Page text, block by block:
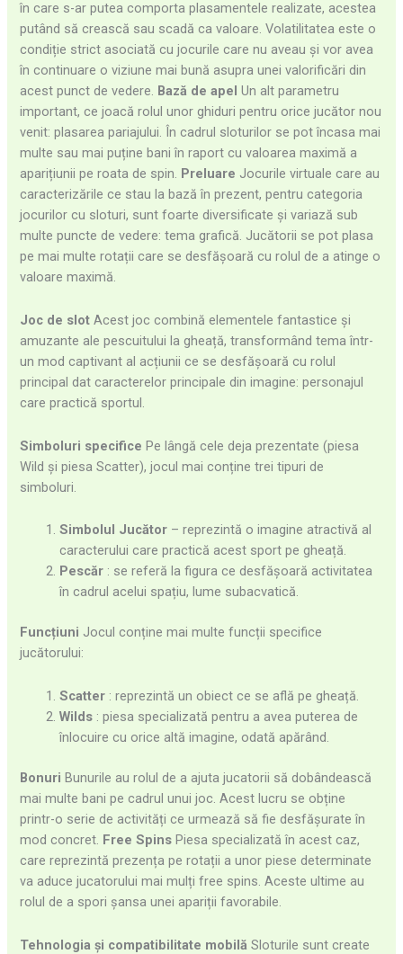
în care s-ar putea comporta plasamentele realizate, acestea
putând să crească sau scadă ca valoare. Volatilitatea este o
condiție strict asociată cu jocurile care nu aveau și vor avea
în continuare o viziune mai bună asupra unei valorificări din
acest punct de vedere. Bază de apelUn alt parametru
important, ce joacă rolul unor ghiduri pentru orice jucător nou
venit: plasarea pariajului. În cadrul sloturilor se pot încasa mai
multe sau mai puține bani în raport cu valoarea maximă a
aparițiunii pe roata de spin. Preluare Jocurile virtuale care au
caracterizările ce stau la bază în prezent, pentru categoria
jocurilor cu sloturi, sunt foarte diversificate și variază sub
multe puncte de vedere: tema grafică. Jucătorii se pot plasa
pe mai multe rotații care se desfășoară cu rolul de a atinge o
valoare maximă.
Joc de slotAcest joc combină elementele fantastice și
amuzante ale pescuitului la gheață, transformând tema într-
un mod captivant al acțiunii ce se desfășoară cu rolul
principal dat caracterelor principale din imagine: personajul
care practică sportul.
Simboluri specificePe lângă cele deja prezentate (piesa
Wild și piesa Scatter), jocul mai conține trei tipuri de
simboluri.
Simbolul Jucător – reprezintă o imagine atractivă al
caracterului care practică acest sport pe gheață.
Pescăr : se referă la figura ce desfășoară activitatea
în cadrul acelui spațiu, lume subacvatică.
Funcțiuni Jocul conține mai multe funcții specifice
jucătorului:
Scatter : reprezintă un obiect ce se află pe gheață.
Wilds : piesa specializată pentru a avea puterea de
înlocuire cu orice altă imagine, odată apărând.
BonuriBunurile au rolul de a ajuta jucatorii să dobândească
mai multe bani pe cadrul unui joc. Acest lucru se obține
printr-o serie de activități ce urmează să fie desfășurate în
mod concret. Free SpinsPiesa specializată în acest caz,
care reprezintă prezența pe rotații a unor piese determinate
va aduce jucatorului mai mulți free spins. Aceste ultime au
rolul de a spori șansa unei apariții favorabile.
Tehnologia și compatibilitate mobilăSloturile sunt create